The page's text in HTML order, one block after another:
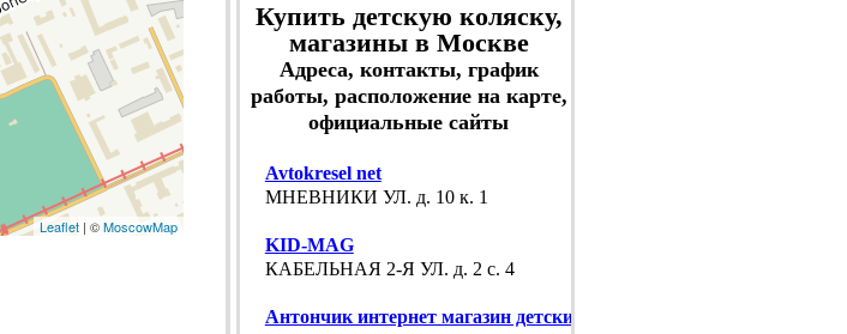
Leaflet| ©MoscowMap
Купить детскую коляску,
магазины в Москве
Адреса, контакты, график
работы, расположение на карте,
официальные сайты
Avtokresel net
МНЕВНИКИ УЛ. д. 10 к. 1
KID-MAG
КАБЕЛЬНАЯ 2-Я УЛ. д. 2 с. 4
Антончик интернет магазин детских